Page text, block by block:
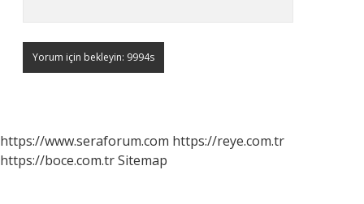
https://www.seraforum.com https://reye.com.tr
https://boce.com.trSitemap